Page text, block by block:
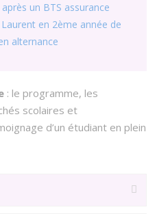
un BTS assurance
en 2ème année de
alternance
: le programme, les
scolaires et
d’un étudiant en plein